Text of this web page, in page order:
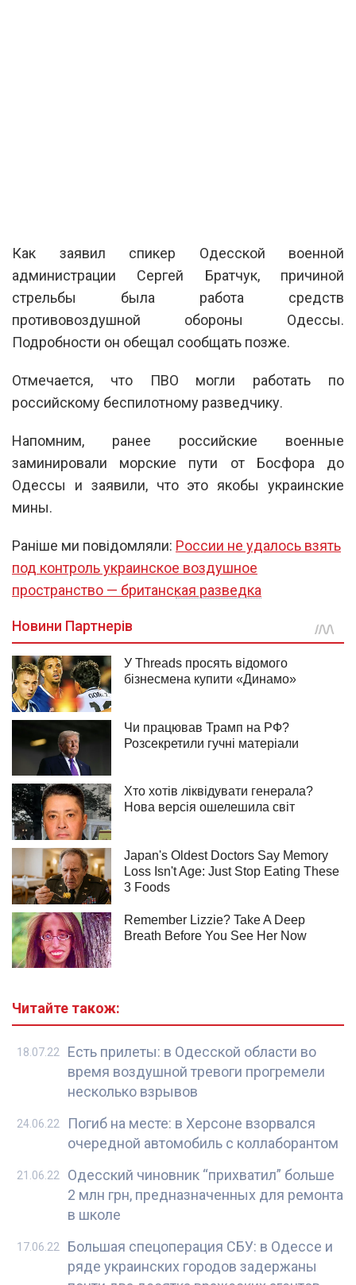
Как заявил спикер Одесской военной
администрации Сергей Братчук, причиной
стрельбы была работа средств
противовоздушной обороны Одессы.
Подробности он обещал сообщать позже.
Отмечается, что ПВО могли работать по
российскому беспилотному разведчику.
Напомним, ранее российские военные
заминировали морские пути от Босфора до
Одессы и заявили, что это якобы украинские
мины.
Раніше ми повідомляли: России не удалось взять
под контроль украинское воздушное
пространство — британская разведка
Читайте також:
Есть прилеты: в Одесской области во
время воздушной тревоги прогремели
несколько взрывов
18.07.22
Погиб на месте: в Херсоне взорвался
очередной автомобиль с коллаборантом
24.06.22
Одесский чиновник “прихватил” больше
2 млн грн, предназначенных для ремонта
в школе
21.06.22
Большая спецоперация СБУ: в Одессе и
ряде украинских городов задержаны
17.06.22